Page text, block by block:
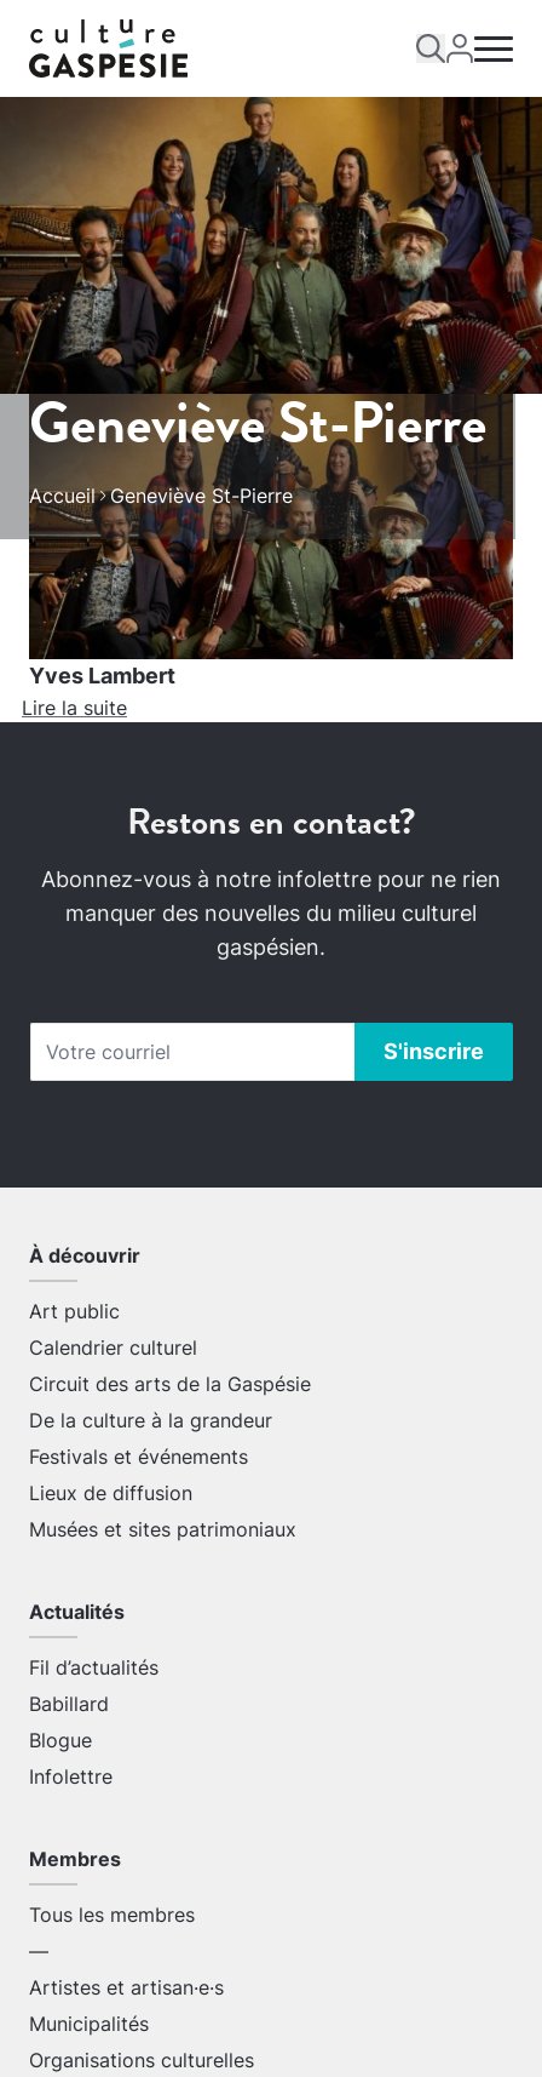
Geneviève St-Pierre
Accueil Geneviève St-Pierre
Yves Lambert
Lire la suite
Restons en contact?
Abonnez-vous à notre infolettre pour ne rien
manquer des nouvelles du milieu culturel
gaspésien.
À découvrir
Art public
Calendrier culturel
Circuit des arts de la Gaspésie
De la culture à la grandeur
Festivals et événements
Lieux de diffusion
Musées et sites patrimoniaux
Actualités
Fil d’actualités
Babillard
Blogue
Infolettre
Membres
Tous les membres
—
Artistes et artisan·e·s
Municipalités
Organisations culturelles